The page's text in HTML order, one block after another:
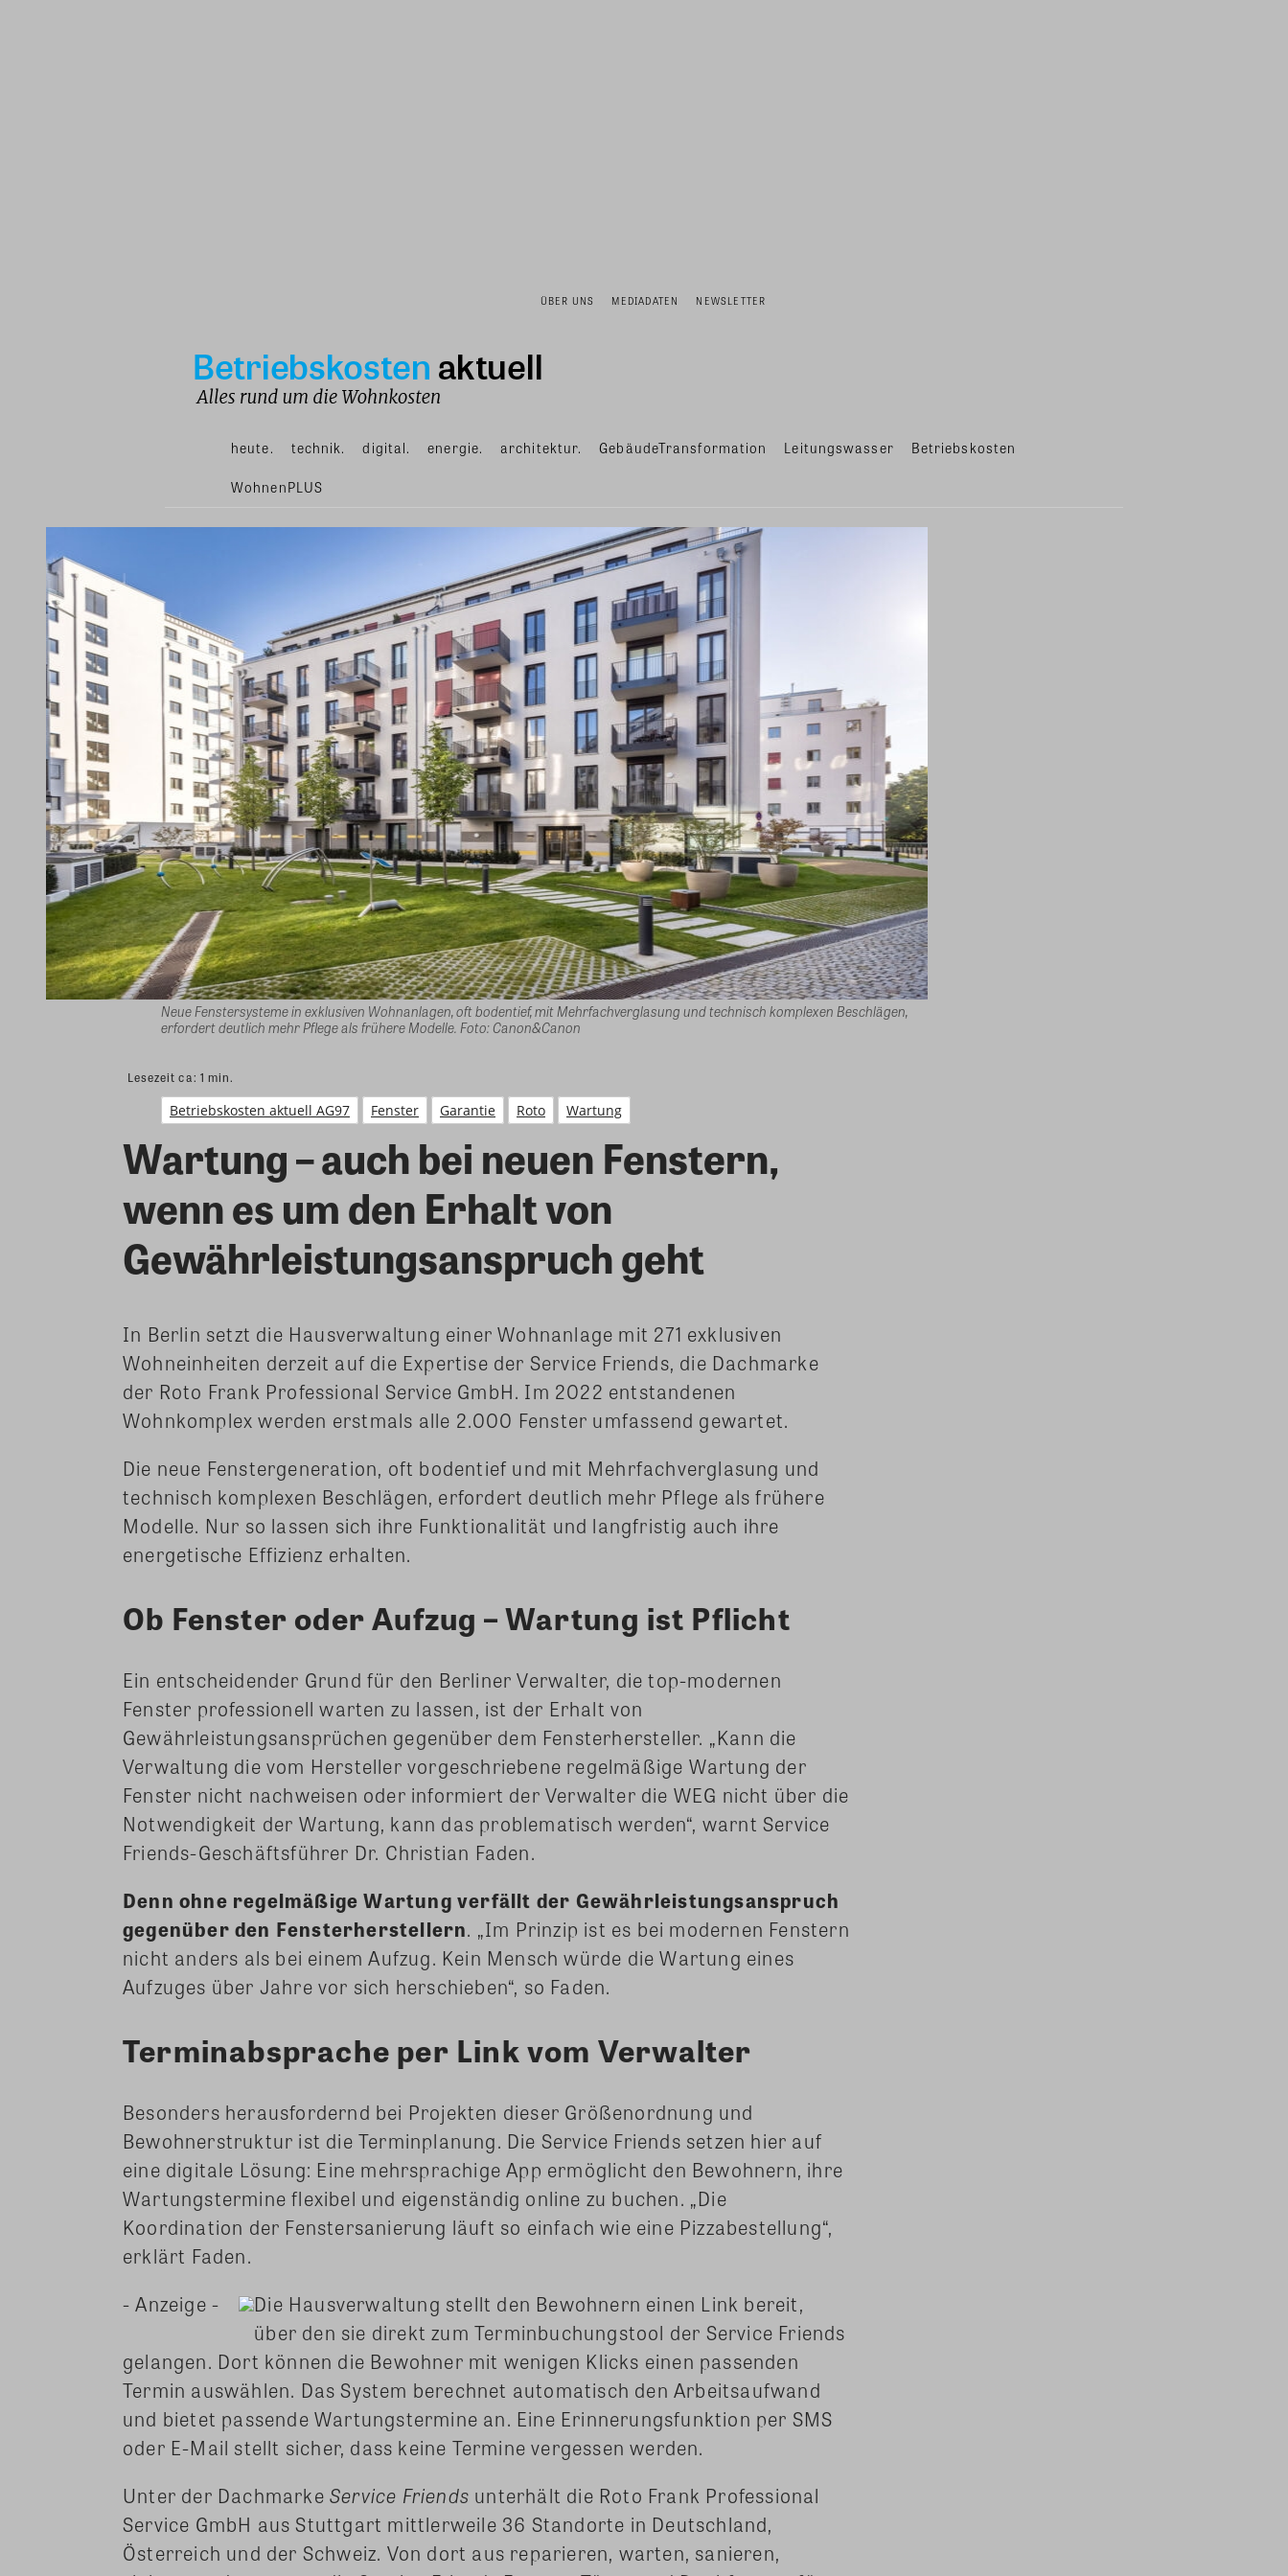
ÜBER UNS MEDIADATEN NEWSLETTER
heute. technik. digital. energie. architektur. GebäudeTransformation Leitungswasser Betriebskosten
WohnenPLUS
Neue Fenstersysteme in exklusiven Wohnanlagen, oft bodentief, mit Mehrfachverglasung und technisch komplexen Beschlägen,
erfordert deutlich mehr Pflege als frühere Modelle. Foto: Canon&Canon
Lesezeit ca: 1 min.
Betriebskosten aktuell AG97 Fenster Garantie Roto Wartung
Wartung – auch bei neuen Fenstern,
wenn es um den Erhalt von
Gewährleistungsanspruch geht
In Berlin setzt die Hausverwaltung einer Wohnanlage mit 271 exklusiven
Wohneinheiten derzeit auf die Expertise der Service Friends, die Dachmarke
der Roto Frank Professional Service GmbH. Im 2022 entstandenen
Wohnkomplex werden erstmals alle 2.000 Fenster umfassend gewartet.
Die neue Fenstergeneration, oft bodentief und mit Mehrfachverglasung und
technisch komplexen Beschlägen, erfordert deutlich mehr Pflege als frühere
Modelle. Nur so lassen sich ihre Funktionalität und langfristig auch ihre
energetische Effizienz erhalten.
Ob Fenster oder Aufzug – Wartung ist Pflicht
Ein entscheidender Grund für den Berliner Verwalter, die top-modernen
Fenster professionell warten zu lassen, ist der Erhalt von
Gewährleistungsansprüchen gegenüber dem Fensterhersteller. „Kann die
Verwaltung die vom Hersteller vorgeschriebene regelmäßige Wartung der
Fenster nicht nachweisen oder informiert der Verwalter die WEG nicht über die
Notwendigkeit der Wartung, kann das problematisch werden“, warnt Service
Friends-Geschäftsführer Dr. Christian Faden.
Denn ohne regelmäßige Wartung verfällt der Gewährleistungsanspruch
gegenüber den Fensterherstellern. „Im Prinzip ist es bei modernen Fenstern
nicht anders als bei einem Aufzug. Kein Mensch würde die Wartung eines
Aufzuges über Jahre vor sich herschieben“, so Faden.
Terminabsprache per Link vom Verwalter
Besonders herausfordernd bei Projekten dieser Größenordnung und
Bewohnerstruktur ist die Terminplanung. Die Service Friends setzen hier auf
eine digitale Lösung: Eine mehrsprachige App ermöglicht den Bewohnern, ihre
Wartungstermine flexibel und eigenständig online zu buchen. „Die
Koordination der Fenstersanierung läuft so einfach wie eine Pizzabestellung“,
erklärt Faden.
- Anzeige -
Die Hausverwaltung stellt den Bewohnern einen Link bereit,
über den sie direkt zum Terminbuchungstool der Service Friends
gelangen. Dort können die Bewohner mit wenigen Klicks einen passenden
Termin auswählen. Das System berechnet automatisch den Arbeitsaufwand
und bietet passende Wartungstermine an. Eine Erinnerungsfunktion per SMS
oder E-Mail stellt sicher, dass keine Termine vergessen werden.
Unter der Dachmarke Service Friends unterhält die Roto Frank Professional
Service GmbH aus Stuttgart mittlerweile 36 Standorte in Deutschland,
Österreich und der Schweiz. Von dort aus reparieren, warten, sanieren,